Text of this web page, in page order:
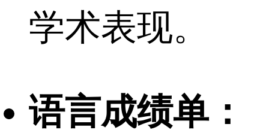
学术表现。
语言成绩单：